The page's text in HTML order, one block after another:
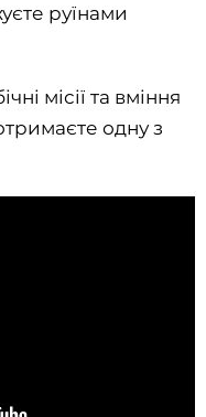
руїнами
місії та вміння
одну з